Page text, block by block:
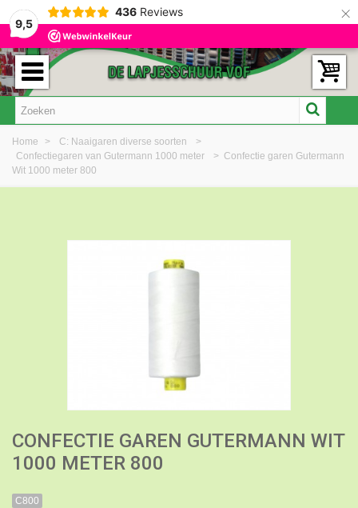
9,5
436 Reviews ×
Home > C: Naaigaren diverse soorten
>
Confectiegaren van Gutermann 1000 meter
> Confectie garen Gutermann
Wit 1000 meter 800
CONFECTIE GAREN GUTERMANN WIT
1000 METER 800
C800